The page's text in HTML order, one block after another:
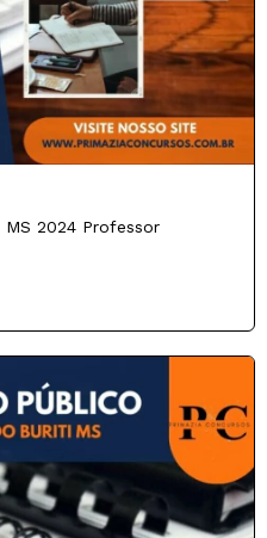
2024 Professor